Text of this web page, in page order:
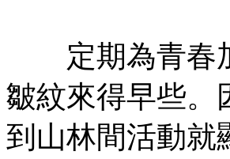
定期為青春加
皺紋來得早些。
到山林間活動就